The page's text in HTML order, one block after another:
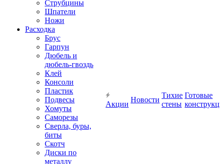
Струбцины
Шпатели
Ножи
Расходка
Брус
Гарпун
Дюбель и
дюбель-гвоздь
Клей
Консоли
Пластик
Подвесы
Хомуты
Саморезы
Сверла, буры,
биты
Скотч
Диски по
металлу
Акции
Новости
Тихие
стены
Готовые